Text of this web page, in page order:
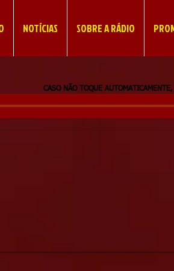
NOTÍCIAS SOBRE A RÁDIO
CASO NÃO TOQUE